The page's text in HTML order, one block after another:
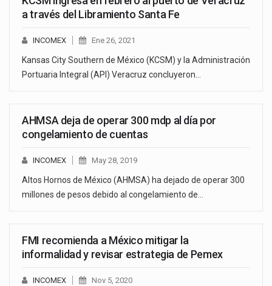
a través del Libramiento Santa Fe
INCOMEX Ene 26, 2021
Kansas City Southern de México (KCSM) y la Administración
Portuaria Integral (API) Veracruz concluyeron…
AHMSA deja de operar 300 mdp al día por
congelamiento de cuentas
INCOMEX May 28, 2019
Altos Hornos de México (AHMSA) ha dejado de operar 300
millones de pesos debido al congelamiento de…
FMI recomienda a México mitigar la
informalidad y revisar estrategia de Pemex
INCOMEX Nov 5, 2020